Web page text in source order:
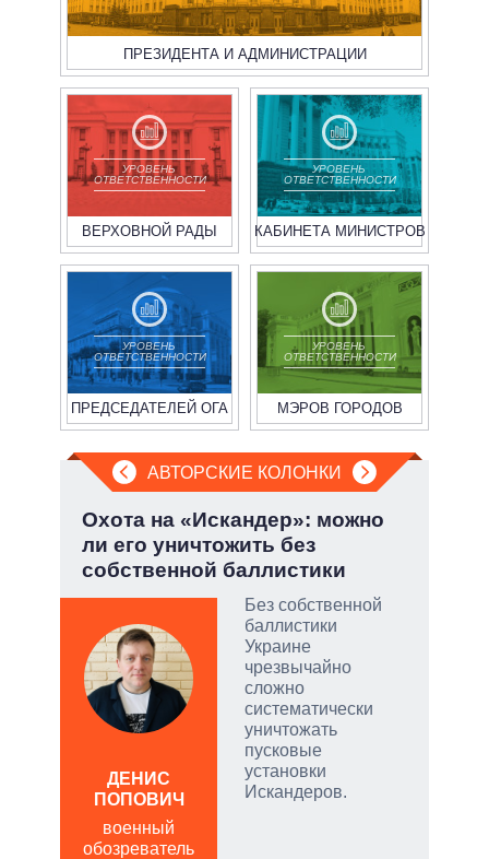
ПРЕЗИДЕНТА И АДМИНИСТРАЦИИ
УРОВЕНЬ
ОТВЕТСТВЕННОСТИ
ВЕРХОВНОЙ РАДЫ
УРОВЕНЬ
ОТВЕТСТВЕННОСТИ
КАБИНЕТА МИНИСТРОВ
УРОВЕНЬ
ОТВЕТСТВЕННОСТИ
ПРЕДСЕДАТЕЛЕЙ ОГА
УРОВЕНЬ
ОТВЕТСТВЕННОСТИ
МЭРОВ ГОРОДОВ
АВТОРСКИЕ КОЛОНКИ
Охота на «Искандер»: можно
ли его уничтожить без
собственной баллистики
Без собственной
баллистики
Украине
чрезвычайно
сложно
систематически
уничтожать
пусковые
установки
Искандеров.
ДЕНИС
ПОПОВИЧ
военный
обозреватель